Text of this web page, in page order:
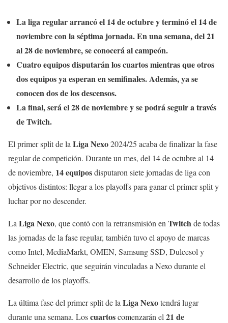
La liga regular arrancó el 14 de octubre y terminó el 14 de
noviembre con la séptima jornada. En una semana, del 21
al 28 de noviembre, se conocerá al campeón.
Cuatro equipos disputarán los cuartos mientras que otros
dos equipos ya esperan en semifinales. Además, ya se
conocen dos de los descensos.
La final, será el 28 de noviembre y se podrá seguir a través
de Twitch.
El primer split de la Liga Nexo2024/25 acaba de finalizar la fase
regular de competición. Durante un mes, del 14 de octubre al 14
de noviembre, 14 equiposdisputaron siete jornadas de liga con
objetivos distintos: llegar a los playoffs para ganar el primer split y
luchar por no descender.
La Liga Nexo, que contó con la retransmisión en Twitchde todas
las jornadas de la fase regular, también tuvo el apoyo de marcas
como Intel, MediaMarkt, OMEN, Samsung SSD, Dulcesol y
Schneider Electric, que seguirán vinculadas a Nexo durante el
desarrollo de los playoffs.
La última fase del primer split de la Liga Nexotendrá lugar
durante una semana. Loscuartoscomenzarán el 21 de